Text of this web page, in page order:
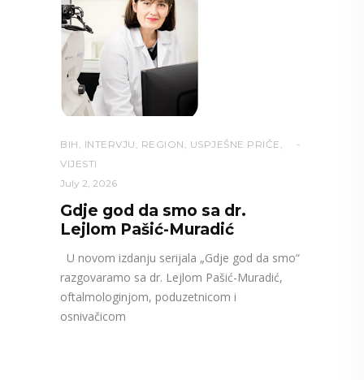
BIH , INTERVJU , REGION , USPJEŠNE PRIČE ,
VIJESTI
July 2, 2026
Gdje god da smo sa dr.
Lejlom Pašić-Muradić
U novom izdanju serijala „Gdje god da smo“
razgovaramo sa dr. Lejlom Pašić-Muradić,
oftalmologinjom, poduzetnicom i
osnivačicom